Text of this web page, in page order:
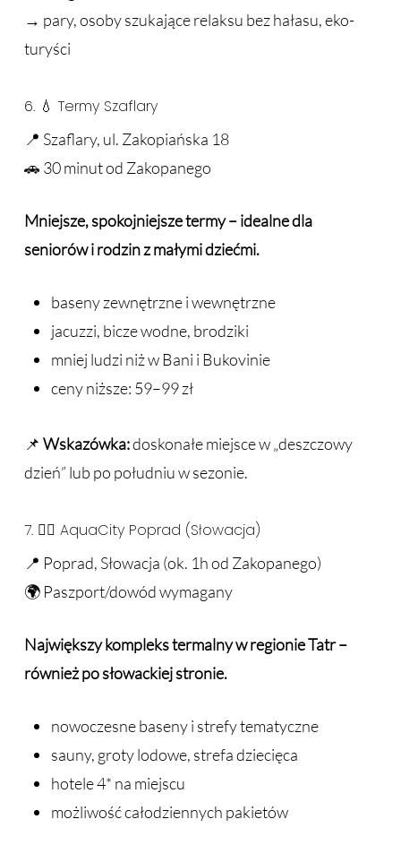
→ pary, osoby szukające relaksu bez hałasu, eko-
turyści
6. 💧 Termy Szaflary
📍 Szaflary, ul. Zakopiańska 18
🚗 30 minut od Zakopanego
Mniejsze, spokojniejsze termy – idealne dla
seniorów i rodzin z małymi dziećmi.
baseny zewnętrzne i wewnętrzne
jacuzzi, bicze wodne, brodziki
mniej ludzi niż w Bani i Bukovinie
ceny niższe: 59–99 zł
📌 Wskazówka:doskonałe miejsce w „deszczowy
dzień” lub po południu w sezonie.
7. 🏊‍♂️ AquaCity Poprad (Słowacja)
📍 Poprad, Słowacja (ok. 1h od Zakopanego)
🌍 Paszport/dowód wymagany
Największy kompleks termalny w regionie Tatr –
również po słowackiej stronie.
nowoczesne baseny i strefy tematyczne
sauny, groty lodowe, strefa dziecięca
hotele 4* na miejscu
możliwość całodziennych pakietów